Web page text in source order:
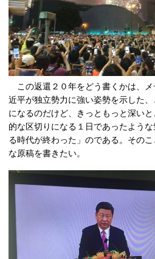
この返還２０年をどう書くかは、
近平が独立勢力に強い姿勢を示した
になるのだけど、きっともっと深い
的な区切りになる１日であったよう
る時代が終わった」のである。その
な原稿を書きたい。